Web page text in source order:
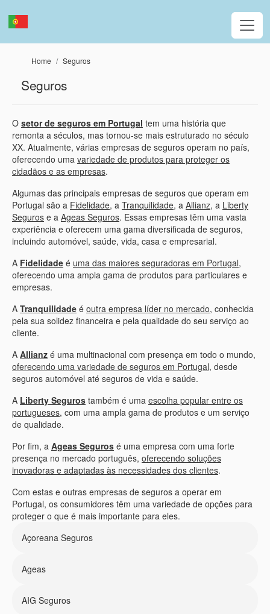
Home Seguros
Seguros
O setor de seguros em Portugal tem uma história que
remonta a séculos, mas tornou-se mais estruturado no século
XX. Atualmente, várias empresas de seguros operam no país,
oferecendo uma variedade de produtos para proteger os
cidadãos e as empresas.
Algumas das principais empresas de seguros que operam em
Portugal são a Fidelidade, a Tranquilidade, a Allianz, a Liberty
Seguros e a Ageas Seguros. Essas empresas têm uma vasta
experiência e oferecem uma gama diversificada de seguros,
incluindo automóvel, saúde, vida, casa e empresarial.
A Fidelidade é uma das maiores seguradoras em Portugal,
oferecendo uma ampla gama de produtos para particulares e
empresas.
A Tranquilidade é outra empresa líder no mercado, conhecida
pela sua solidez financeira e pela qualidade do seu serviço ao
cliente.
A Allianz é uma multinacional com presença em todo o mundo,
oferecendo uma variedade de seguros em Portugal, desde
seguros automóvel até seguros de vida e saúde.
A Liberty Seguros também é uma escolha popular entre os
portugueses, com uma ampla gama de produtos e um serviço
de qualidade.
Por fim, a Ageas Seguros é uma empresa com uma forte
presença no mercado português, oferecendo soluções
inovadoras e adaptadas às necessidades dos clientes.
Com estas e outras empresas de seguros a operar em
Portugal, os consumidores têm uma variedade de opções para
proteger o que é mais importante para eles.
Açoreana Seguros
Ageas
AIG Seguros